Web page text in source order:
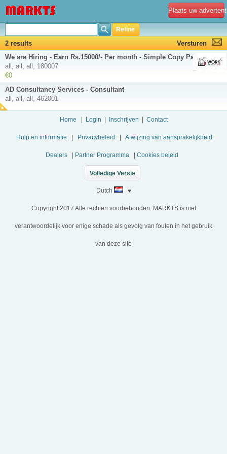
Plaats uw
Refine
2 results
Versturen
We are Hiring - Earn Rs.15000/- Per month - Simple Copy Paste Jobs
all, all, all, 180007
€0
AD Consultancy Services - Consultant
all, all, all, 462001
Home Login Inschrijven Contact
Hulp en informatie Privacybeleid Afwijzing van aansprakelijkheid
Dealers Partner Programma Cookies beleid
Volledige Versie
Dutch
Copyright 2017 Alle rechten voorbehouden. MARKTS is niet
verantwoordelijk voor enige schade als gevolg van fouten in het gebruik
van deze site